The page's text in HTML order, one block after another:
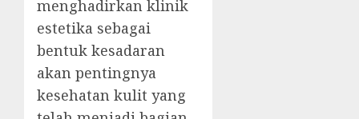
menghadirkan klinik
estetika sebagai
bentuk kesadaran
akan pentingnya
kesehatan kulit yang